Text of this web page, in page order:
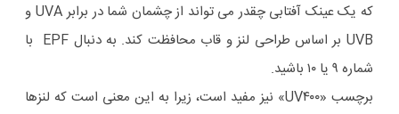
که یک عینک آفتابی چقدر می تواند از چشمان شما در برابر UVA و
UVB بر اساس طراحی لنز و قاب محافظت کند. به دنبال EPF با
شماره ۹ یا ۱۰ باشید.
برچسب «UV۴۰۰» نیز مفید است، زیرا به این معنی است که لنزها